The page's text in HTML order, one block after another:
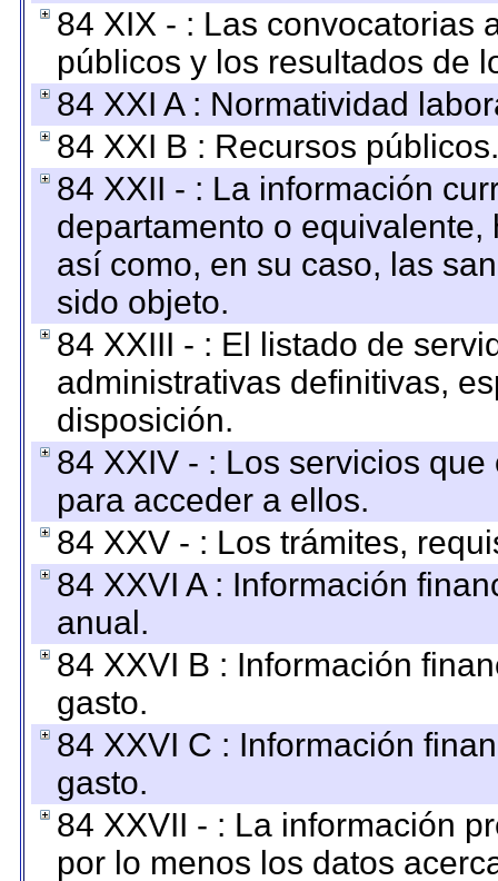
84 XIX - : Las convocatorias
públicos y los resultados de
84 XXI A : Normatividad
84 XXI B : Recursos públicos.
84 XXII - : La información
departamento o
así como, en su caso, las
sido objeto.
84 XXIII - : El listado de
administrativas definitivas,
disposición.
84 XXIV - : Los servicios
para acceder a ellos.
84 XXV - : Los trámites,
84 XXVI A : Información
anual.
84 XXVI B : Información
gasto.
84 XXVI C : Información
gasto.
84 XXVII - : La información
por lo menos los datos